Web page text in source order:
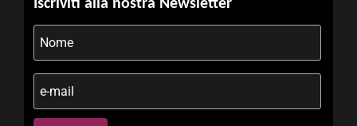
Iscriviti alla nostra Newsletter